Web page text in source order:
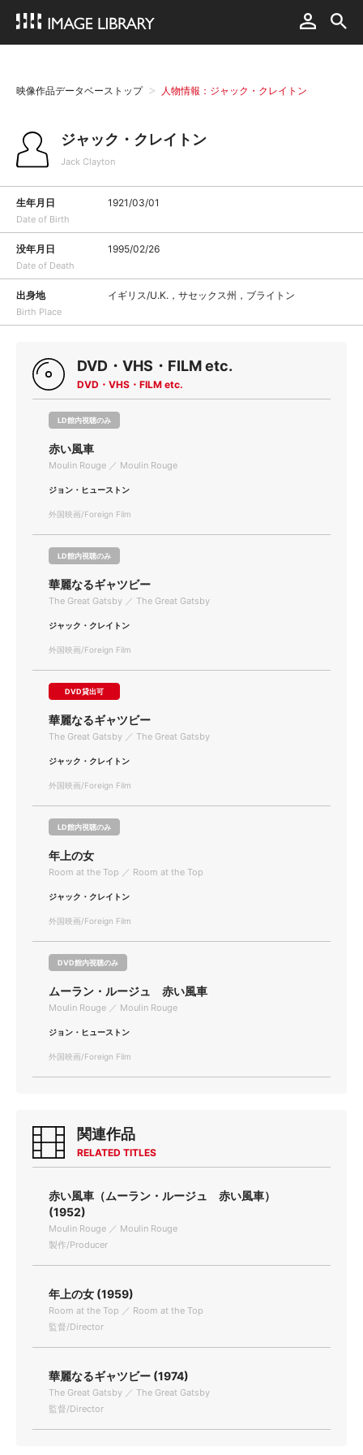
映像作品データベーストップ 人物情報：ジャック・クレイトン
ジャック・クレイトン
Jack Clayton
生年月日
Date of Birth
1921/03/01
没年月日
Date of Death
1995/02/26
出身地
Birth Place
イギリス/U.K.，サセックス州，ブライトン
DVD・VHS・FILM etc.
DVD・VHS・FILM etc.
LD館内視聴のみ
赤い風車
Moulin Rouge ／ Moulin Rouge
ジョン・ヒューストン
外国映画/Foreign Film
LD館内視聴のみ
華麗なるギャツビー
The Great Gatsby ／ The Great Gatsby
ジャック・クレイトン
外国映画/Foreign Film
DVD貸出可
華麗なるギャツビー
The Great Gatsby ／ The Great Gatsby
ジャック・クレイトン
外国映画/Foreign Film
LD館内視聴のみ
年上の女
Room at the Top ／ Room at the Top
ジャック・クレイトン
外国映画/Foreign Film
DVD館内視聴のみ
ムーラン・ルージュ 赤い風車
Moulin Rouge ／ Moulin Rouge
ジョン・ヒューストン
外国映画/Foreign Film
関連作品
RELATED TITLES
赤い風車（ムーラン・ルージュ 赤い風車）
(1952)
Moulin Rouge ／ Moulin Rouge
製作/Producer
年上の女 (1959)
Room at the Top ／ Room at the Top
監督/Director
華麗なるギャツビー (1974)
The Great Gatsby ／ The Great Gatsby
監督/Director